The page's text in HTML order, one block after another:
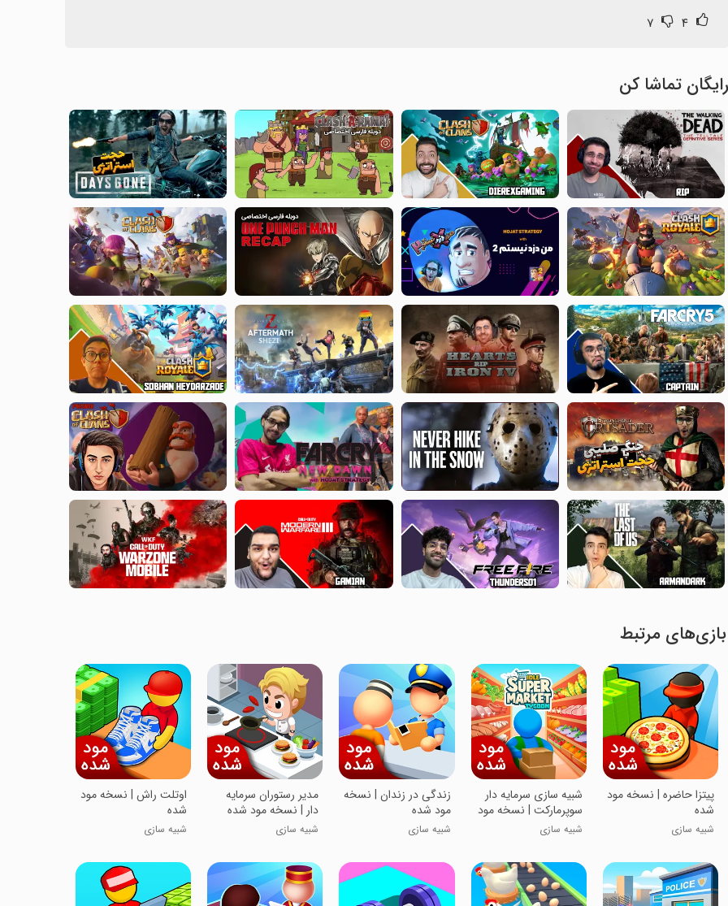
۴ ۷
رایگان تماشا کن
بازی‌های مرتبط
پیتزا حاضره | نسخه مود
شده
شبیه سازی
شبیه سازی سرمایه دار
سوپرمارکت | نسخه مود
شده
شبیه سازی
زندگی در زندان | نسخه
مود شده
شبیه سازی
مدیر رستوران سرمایه
دار | نسخه مود شده
شبیه سازی
اوتلت راش | نسخه مود
شده
شبیه سازی